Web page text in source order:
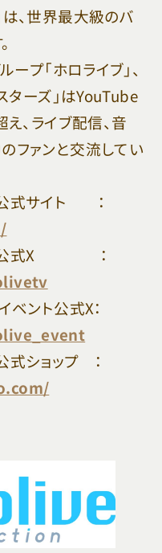
は、世界最大級のバ
プ「ホロライブ」、
ターズ」はYouTube
、ライブ配信、音
ファンと交流してい
公式サイト ：
ン公式X ：
ベント公式X：
式ショップ ：